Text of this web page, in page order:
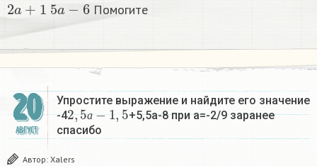
Помогите
20
АВГУСТ
Упростите выражение и найдите его значение
-4
а
2,5а−1,5
+5,5а-8 при а=-2/9 заранее
спасибо
Автор: Xalers